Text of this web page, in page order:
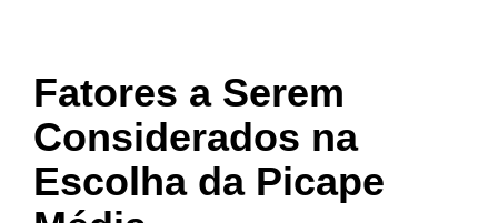
Fatores a Serem
Considerados na
Escolha da Picape